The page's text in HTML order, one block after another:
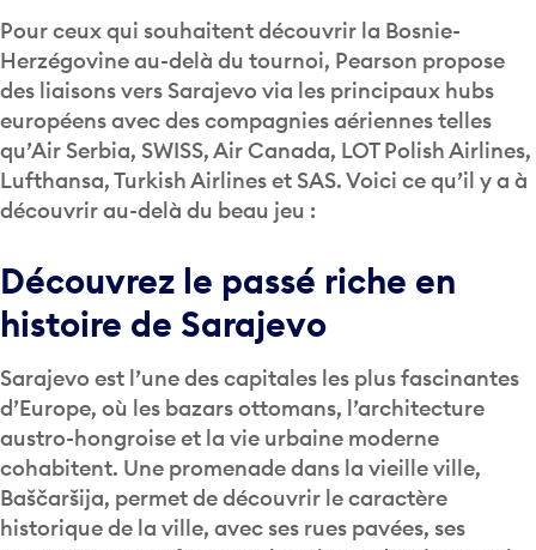
Pour ceux qui souhaitent découvrir la Bosnie-
Herzégovine au-delà du tournoi, Pearson propose
des liaisons vers Sarajevo via les principaux hubs
européens avec des compagnies aériennes telles
qu’Air Serbia, SWISS, Air Canada, LOT Polish Airlines,
Lufthansa, Turkish Airlines et SAS. Voici ce qu’il y a à
découvrir au-delà du beau jeu :
Découvrez le passé riche en
histoire de Sarajevo
Sarajevo est l’une des capitales les plus fascinantes
d’Europe, où les bazars ottomans, l’architecture
austro-hongroise et la vie urbaine moderne
cohabitent. Une promenade dans la vieille ville,
Baščaršija, permet de découvrir le caractère
historique de la ville, avec ses rues pavées, ses